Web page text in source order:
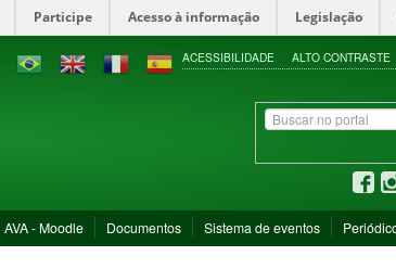
Participe Acesso à informação Legislação
ACESSIBILIDADE ALTO CONTRASTE
AVA - Moodle Documentos Sistema de eventos